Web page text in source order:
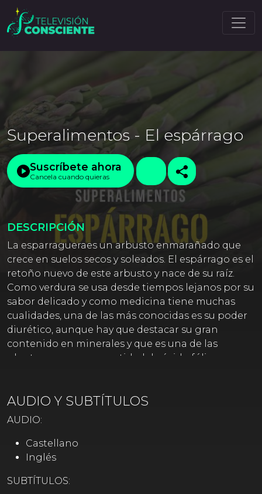
Superalimentos - El espárrago
Suscríbete ahora
Cancela cuando quieras
DESCRIPCIÓN
La esparragueraes un arbusto enmarañado que
crece en suelos secos y soleados. El espárrago es el
retoño nuevo de este arbusto y nace de su raíz.
Como verdura se usa desde tiempos lejanos por su
sabor delicado y como medicina tiene muchas
cualidades, una de las más conocidas es su poder
diurético, aunque hay que destacar su gran
contenido en minerales y que es una de las
plantas con mayor cantidad de ácido fólico,
espárragos verdes y blancos son variedades
totalmente diferentes, el blanco crece bajo la
germinado que recibe la luz del sol y por lo tanto
hace la función de la clorofila, lo que le da otras
triguero, cuya variedad silvestre es más cara y muy
AUDIO Y SUBTÍTULOS
AUDIO:
Castellano
Inglés
SUBTÍTULOS: